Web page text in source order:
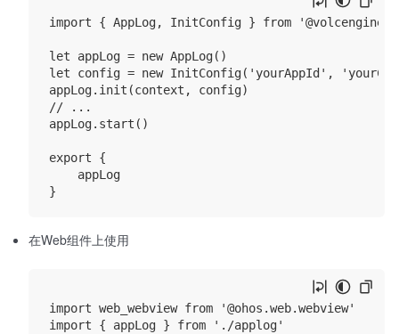
import { AppLog, InitConfig } from '@volcengine/
let appLog = new AppLog()
let config = new InitConfig('yourAppId',
appLog.init(context, config)
// ...
appLog.start()
export {
    appLog
在Web组件上使用
import web_webview from '@ohos.web.webview'
import { appLog } from './applog'